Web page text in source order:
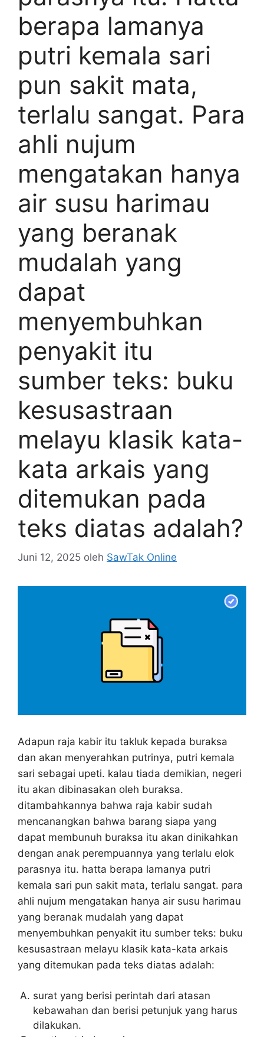
berapa lamanya
putri kemala sari
pun sakit mata,
terlalu sangat. Para
ahli nujum
mengatakan hanya
air susu harimau
yang beranak
mudalah yang
dapat
menyembuhkan
penyakit itu
sumber teks: buku
kesusastraan
melayu klasik kata-
kata arkais yang
ditemukan pada
teks diatas adalah?
Juni 12, 2025 oleh SawTak Online
Adapun raja kabir itu takluk kepada buraksa
dan akan menyerahkan putrinya, putri kemala
sari sebagai upeti. kalau tiada demikian, negeri
itu akan dibinasakan oleh buraksa.
ditambahkannya bahwa raja kabir sudah
mencanangkan bahwa barang siapa yang
dapat membunuh buraksa itu akan dinikahkan
dengan anak perempuannya yang terlalu elok
parasnya itu. hatta berapa lamanya putri
kemala sari pun sakit mata, terlalu sangat. para
ahli nujum mengatakan hanya air susu harimau
yang beranak mudalah yang dapat
menyembuhkan penyakit itu sumber teks: buku
kesusastraan melayu klasik kata-kata arkais
yang ditemukan pada teks diatas adalah:
surat yang berisi perintah dari atasan
kebawahan dan berisi petunjuk yang harus
dilakukan.